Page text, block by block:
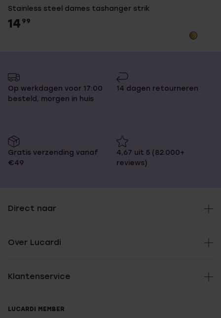
Stainless steel dames tashanger strik
14 99
Op werkdagen voor 17:00
besteld, morgen in huis
14 dagen retourneren
Gratis verzending vanaf
€49
4,67 uit 5 (82.000+
reviews)
Direct naar
Over Lucardi
Klantenservice
LUCARDI MEMBER